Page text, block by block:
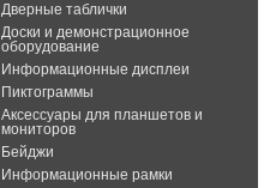
Дверные таблички
Доски и демонстрационное
оборудование
Информационные дисплеи
Пиктограммы
Аксессуары для планшетов и
мониторов
Бейджи
Информационные рамки